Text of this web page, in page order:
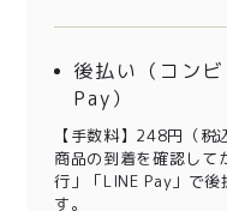
後払い（コン
Pay）
【手数料】248円（税
商品の到着を確認して
行」「LINE Pay」で
す。